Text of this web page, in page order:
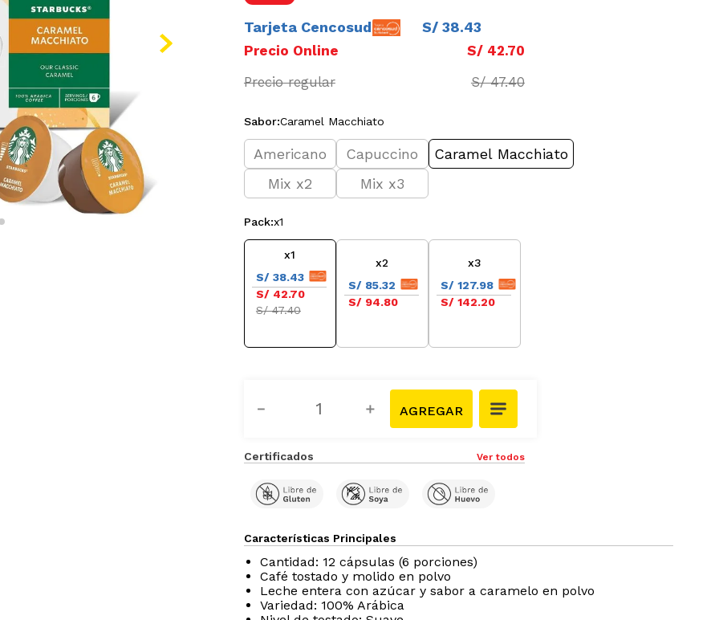
Tarjeta Cencosud S/ 38.43
S/ 42.70
S/ 47.40
Sabor:Caramel Macchiato
Americano Capuccino
Caramel Macchiato
Mix x2
Mix x3
Pack:x1
x1
S/ 38.43
S/ 42.70
S/ 47.40
x2
S/ 85.32
S/ 94.80
x3
S/ 127.98
S/ 142.20
＋
－
Certificados Ver todos
Características Principales
Cantidad: 12 cápsulas (6 porciones)
Café tostado y molido en polvo
Leche entera con azúcar y sabor a caramelo en polvo
Variedad: 100% Arábica